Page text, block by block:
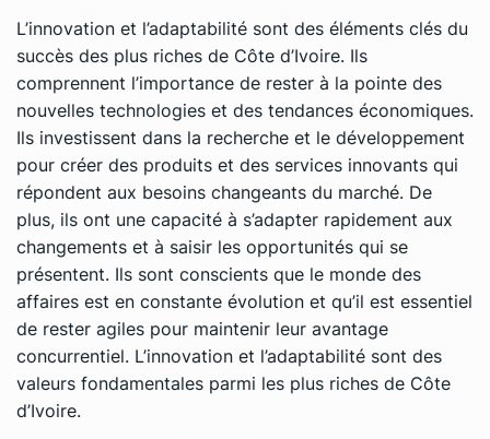
L’innovation et l’adaptabilité sont des éléments clés du
succès des plus riches de Côte d’Ivoire. Ils
comprennent l’importance de rester à la pointe des
nouvelles technologies et des tendances économiques.
Ils investissent dans la recherche et le développement
pour créer des produits et des services innovants qui
répondent aux besoins changeants du marché. De
plus, ils ont une capacité à s’adapter rapidement aux
changements et à saisir les opportunités qui se
présentent. Ils sont conscients que le monde des
affaires est en constante évolution et qu’il est essentiel
de rester agiles pour maintenir leur avantage
concurrentiel. L’innovation et l’adaptabilité sont des
valeurs fondamentales parmi les plus riches de Côte
d’Ivoire.